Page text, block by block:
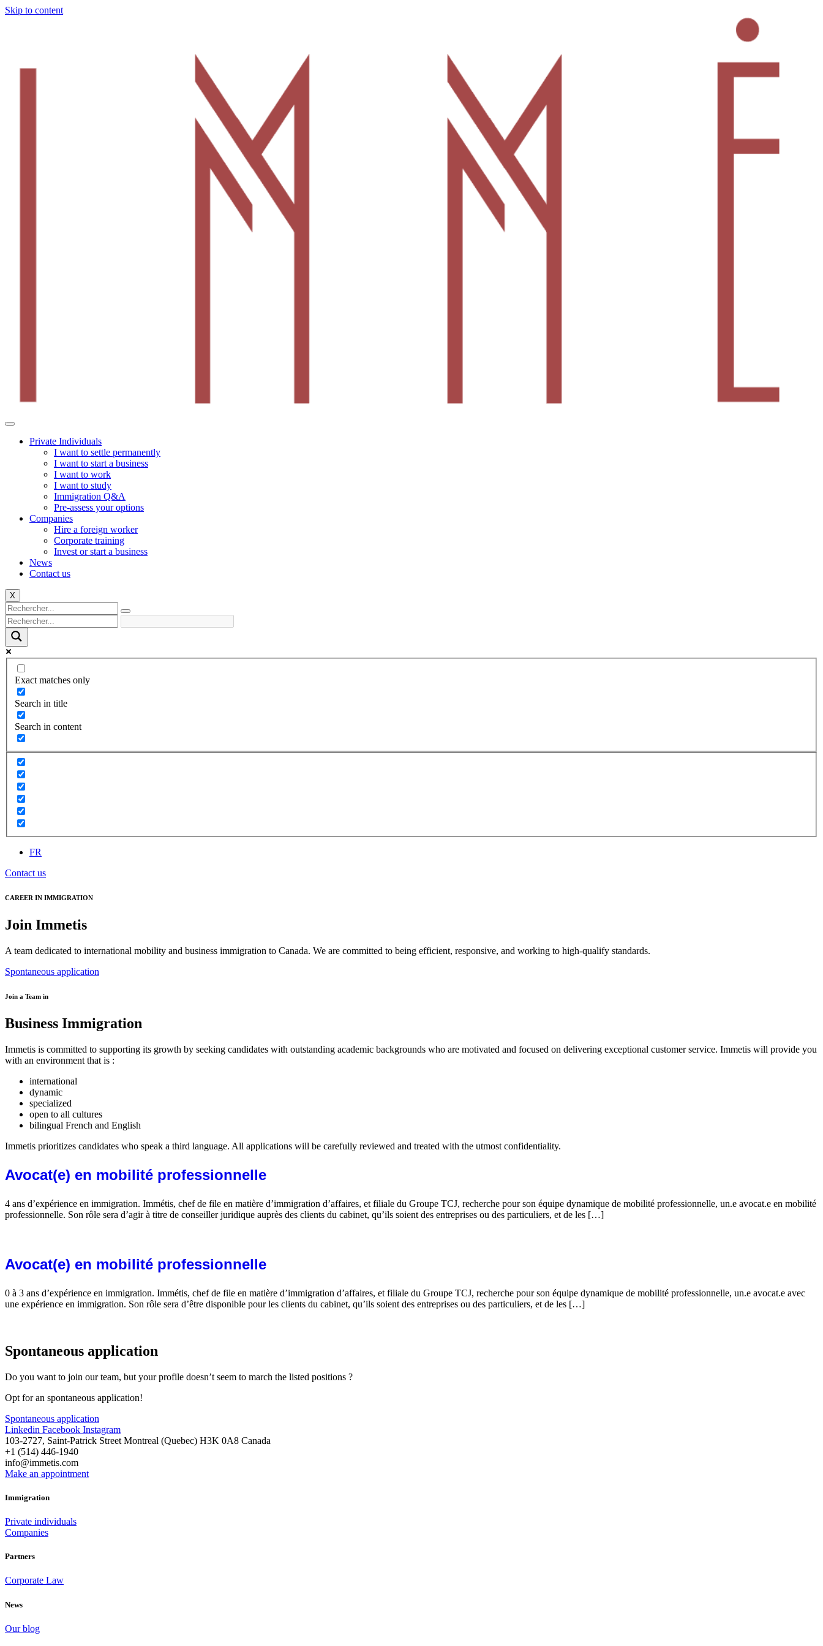
Skip to content
Private Individuals
I want to settle permanently
I want to start a business
I want to work
I want to study
Immigration Q&A
Pre-assess your options
Companies
Hire a foreign worker
Corporate training
Invest or start a business
News
Contact us
X
Exact matches only
Search in title
Search in content
FR
Contact us
CAREER IN IMMIGRATION
Join Immetis
A team dedicated to international mobility and business immigration to Canada. We are committed to being efficient, responsive, and working to high-qualify standards.
Spontaneous application
Join a Team in
Business Immigration
Immetis is committed to supporting its growth by seeking candidates with outstanding academic backgrounds who are motivated and focused on delivering exceptional customer service. Immetis will provide you
with an environment that is :
international
dynamic
specialized
open to all cultures
bilingual French and English
Immetis prioritizes candidates who speak a third language. All applications will be carefully reviewed and treated with the utmost confidentiality.
Avocat(e) en mobilité professionnelle
4 ans d’expérience en immigration. Immétis, chef de file en matière d’immigration d’affaires, et filiale du Groupe TCJ, recherche pour son équipe dynamique de mobilité professionnelle, un.e avocat.e en mobilité
professionnelle. Son rôle sera d’agir à titre de conseiller juridique auprès des clients du cabinet, qu’ils soient des entreprises ou des particuliers, et de les […]
Avocat(e) en mobilité professionnelle
0 à 3 ans d’expérience en immigration. Immétis, chef de file en matière d’immigration d’affaires, et filiale du Groupe TCJ, recherche pour son équipe dynamique de mobilité professionnelle, un.e avocat.e avec
une expérience en immigration. Son rôle sera d’être disponible pour les clients du cabinet, qu’ils soient des entreprises ou des particuliers, et de les […]
Spontaneous application
Do you want to join our team, but your profile doesn’t seem to march the listed positions ?
Opt for an spontaneous application!
Spontaneous application
Linkedin Facebook Instagram
103-2727, Saint-Patrick Street Montreal (Quebec) H3K 0A8 Canada
+1 (514) 446-1940
info@immetis.com
Make an appointment
Immigration
Private individuals
Companies
Partners
Corporate Law
News
Our blog